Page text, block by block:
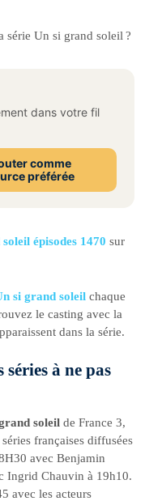
série Un si grand soleil ?
dans votre fil
comme
préférée
épisodes 1470 sur
si grand soleil chaque
le casting avec la
dans la série.
à ne pas
soleil de France 3,
françaises diffusées
avec Benjamin
Ingrid Chauvin à 19h10.
avec les acteurs